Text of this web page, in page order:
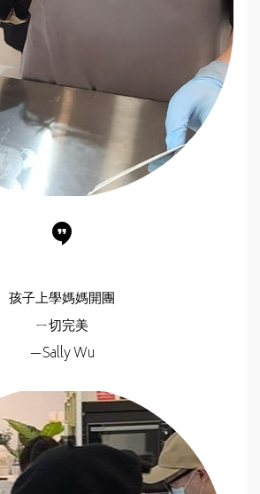
孩子上學媽媽開團
ㄧ切完美
—Sally Wu